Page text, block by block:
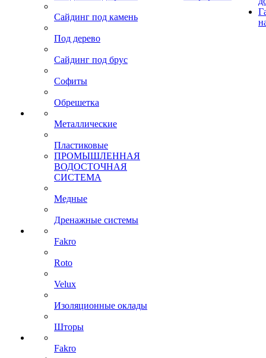
Сайдинг под камень
Под дерево
Сайдинг под брус
Софиты
Обрешетка
Металлические
Пластиковые
ПРОМЫШЛЕННАЯ
ВОДОСТОЧНАЯ
СИСТЕМА
Медные
Дренажные системы
Fakro
Roto
Velux
Изоляционные оклады
Шторы
Fakro